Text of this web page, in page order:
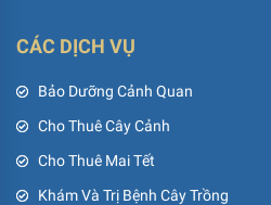
CÁC DỊCH VỤ
Bảo Dưỡng Cảnh Quan
Cho Thuê Cây Cảnh
Cho Thuê Mai Tết
Khám Và Trị Bệnh Cây Trồng